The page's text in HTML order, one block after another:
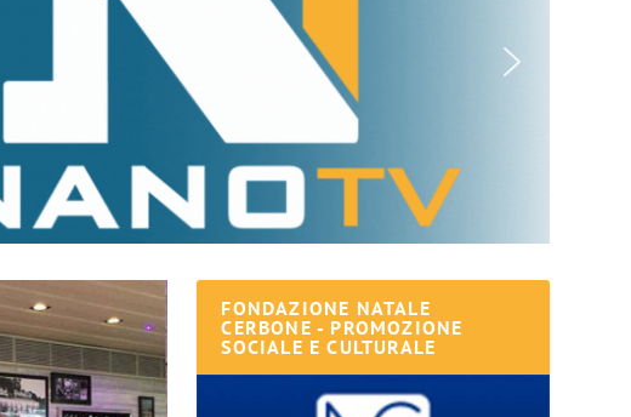
FONDAZIONE NATALE
CERBONE - PROMOZIONE
SOCIALE E CULTURALE